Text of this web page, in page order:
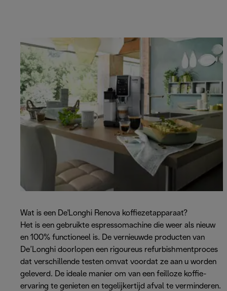
Wat is een De'Longhi Renova koffiezetapparaat?
Het is een gebruikte espressomachine die weer als nieuw
en 100% functioneel is. De vernieuwde producten van
De’Longhi doorlopen een rigoureus refurbishmentproces
dat verschillende testen omvat voordat ze aan u worden
geleverd. De ideale manier om van een feilloze koffie-
ervaring te genieten en tegelijkertijd afval te verminderen.